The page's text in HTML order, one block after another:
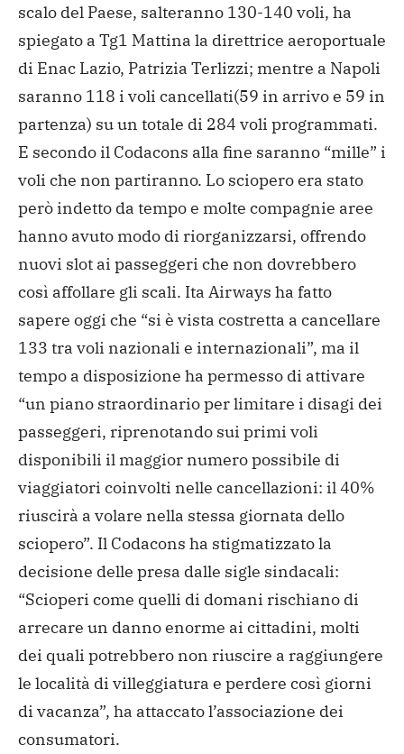
scalo del Paese, salteranno 130-140 voli, ha
spiegato a Tg1 Mattina la direttrice aeroportuale
di Enac Lazio, Patrizia Terlizzi; mentre a Napoli
saranno 118 i voli cancellati(59 in arrivo e 59 in
partenza) su un totale di 284 voli programmati.
E secondo il Codacons alla fine saranno “mille” i
voli che non partiranno. Lo sciopero era stato
però indetto da tempo e molte compagnie aree
hanno avuto modo di riorganizzarsi, offrendo
nuovi slot ai passeggeri che non dovrebbero
così affollare gli scali. Ita Airways ha fatto
sapere oggi che “si è vista costretta a cancellare
133 tra voli nazionali e internazionali”, ma il
tempo a disposizione ha permesso di attivare
“un piano straordinario per limitare i disagi dei
passeggeri, riprenotando sui primi voli
disponibili il maggior numero possibile di
viaggiatori coinvolti nelle cancellazioni: il 40%
riuscirà a volare nella stessa giornata dello
sciopero”. Il Codacons ha stigmatizzato la
decisione delle presa dalle sigle sindacali:
“Scioperi come quelli di domani rischiano di
arrecare un danno enorme ai cittadini, molti
dei quali potrebbero non riuscire a raggiungere
le località di villeggiatura e perdere così giorni
di vacanza”, ha attaccato l’associazione dei
consumatori.